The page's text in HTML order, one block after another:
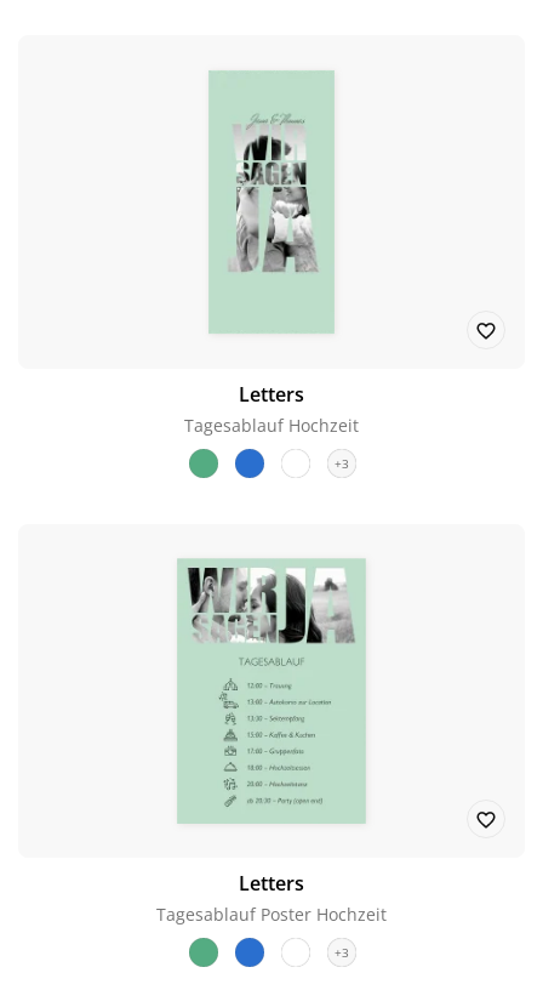
Letters
Tagesablauf Hochzeit
+3
Letters
Tagesablauf Poster Hochzeit
+3